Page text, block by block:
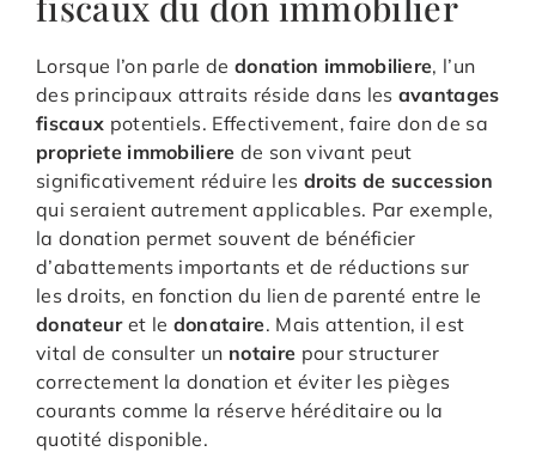
Lorsque l’on parle dedonation immobiliere, l’un
des principaux attraits réside dans les avantages
fiscaux potentiels. Effectivement, faire don de sa
propriete immobiliere de son vivant peut
significativement réduire les droits de succession
qui seraient autrement applicables. Par exemple,
la donation permet souvent de bénéficier
d’abattements importants et de réductions sur
les droits, en fonction du lien de parenté entre le
donateuret le donataire. Mais attention, il est
vital de consulter un notaire pour structurer
correctement la donation et éviter les pièges
courants comme la réserve héréditaire ou la
quotité disponible.